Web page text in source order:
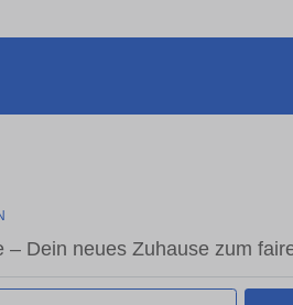
Dein neues Zuhause zum